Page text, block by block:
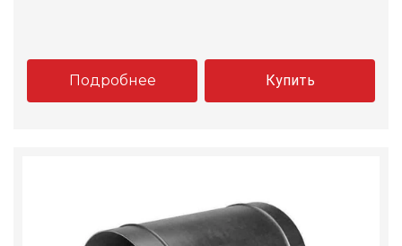
Подробнее Купить